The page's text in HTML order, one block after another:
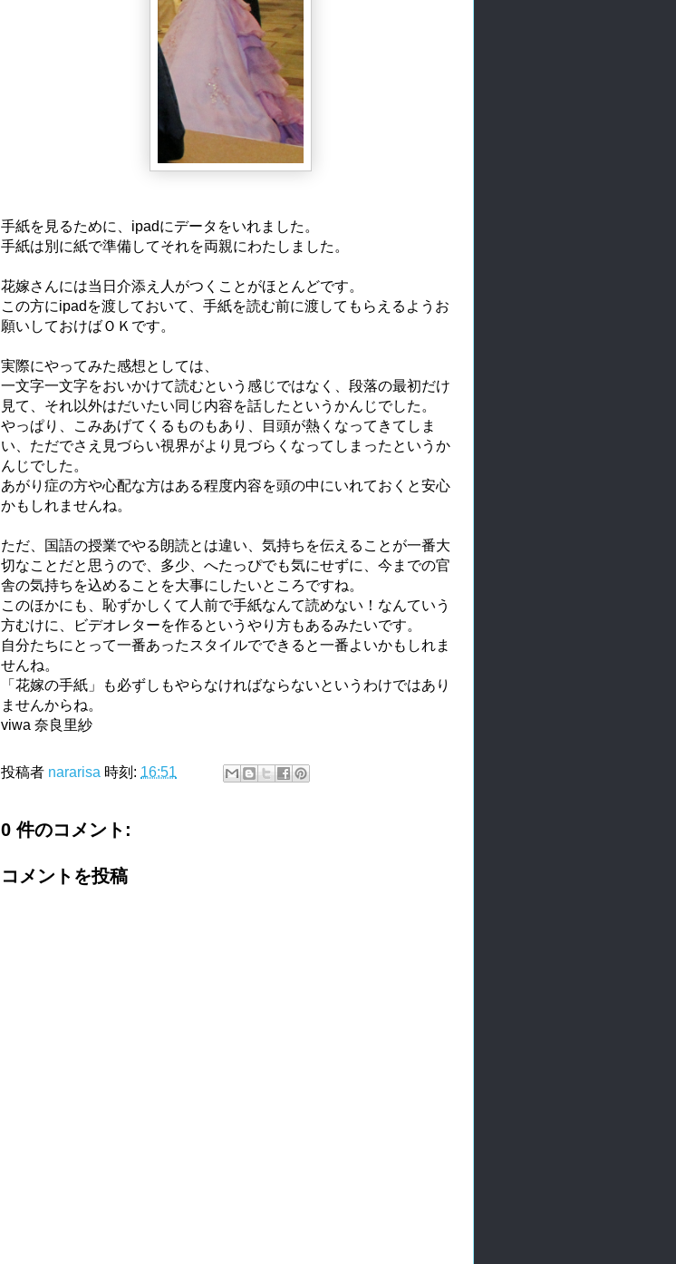
手紙を見るために、ipadにデータをいれました。
手紙は別に紙で準備してそれを両親にわたしました。
花嫁さんには当日介添え人がつくことがほとんどです。
この方にipadを渡しておいて、手紙を読む前に渡してもらえるようお
願いしておけばＯＫです。
実際にやってみた感想としては、
一文字一文字をおいかけて読むという感じではなく、段落の最初だけ
見て、それ以外はだいたい同じ内容を話したというかんじでした。
やっぱり、こみあげてくるものもあり、目頭が熱くなってきてしま
い、ただでさえ見づらい視界がより見づらくなってしまったというか
んじでした。
あがり症の方や心配な方はある程度内容を頭の中にいれておくと安心
かもしれませんね。
ただ、国語の授業でやる朗読とは違い、気持ちを伝えることが一番大
切なことだと思うので、多少、へたっぴでも気にせずに、今までの官
舎の気持ちを込めることを大事にしたいところですね。
このほかにも、恥ずかしくて人前で手紙なんて読めない！なんていう
方むけに、ビデオレターを作るというやり方もあるみたいです。
自分たちにとって一番あったスタイルでできると一番よいかもしれま
せんね。
「花嫁の手紙」も必ずしもやらなければならないというわけではあり
ませんからね。
viwa 奈良里紗
投稿者 nararisa 時刻: 16:51
0 件のコメント:
コメントを投稿